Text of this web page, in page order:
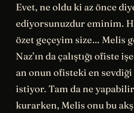
Evet, ne oldu ki az önce
ediyorsunuzdur eminim.
özet geçeyim size… Melis
Naz’ın da çalıştığı ofiste
an onun ofisteki en sevdiği
istiyor. Tam da ne
kurarken, Melis onu bu